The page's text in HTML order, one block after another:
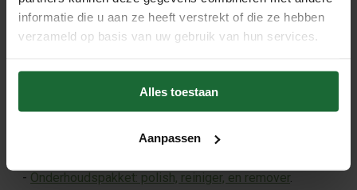
informatie die u aan ze heeft verstrekt of die ze hebben
verzameld op basis van uw gebruik van hun services.
Alles toestaan
Aanpassen
Garantie en gebruiksklasse
- Gebruiksklasse 33 Commercieel
Handig om mee te bestellen
- Onderhoudspakket: polish, reiniger, en remover.